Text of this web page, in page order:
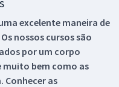
excelente maneira de
nossos cursos são
por um corpo
muito bem como as
as